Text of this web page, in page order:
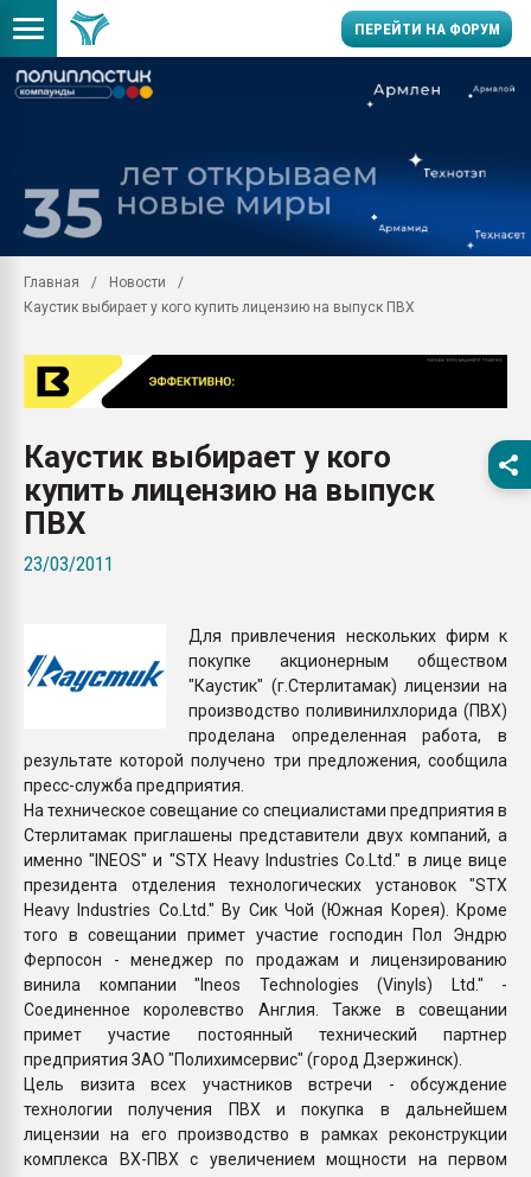
ПЕРЕЙТИ НА ФОРУМ
цикла
заводу пластмасс"
28.07.2026
пластмасс
28.07.2026
ситуацией на
ПЕРЕЙТИ НА
Главная
Новости
Каустик выбирает у кого купить лицензию на выпуск ПВХ
Каустик выбирает у кого
купить лицензию на выпуск
ПВХ
23/03/2011
Для привлечения нескольких фирм к
покупке акционерным обществом
"Каустик" (г.Стерлитамак) лицензии на
производство поливинилхлорида (ПВХ)
проделана определенная работа, в
результате которой получено три предложения, сообщила
пресс-служба предприятия.
На техническое совещание со специалистами предприятия в
Стерлитамак приглашены представители двух компаний, а
именно "INEOS" и "STX Heavy Industries Co.Ltd." в лице вице
президента отделения технологических установок "STX
Heavy Industries Co.Ltd." Ву Сик Чой (Южная Корея). Кроме
того в совещании примет участие господин Пол Эндрю
Ферпосон - менеджер по продажам и лицензированию
винила компании "Ineos Technologies (Vinyls) Ltd." -
Соединенное королевство Англия. Также в совещании
примет участие постоянный технический партнер
предприятия ЗАО "Полихимсервис" (город Дзержинск).
Цель визита всех участников встречи - обсуждение
технологии получения ПВХ и покупка в дальнейшем
лицензии на его производство в рамках реконструкции
комплекса ВХ-ПВХ с увеличением мощности на первом